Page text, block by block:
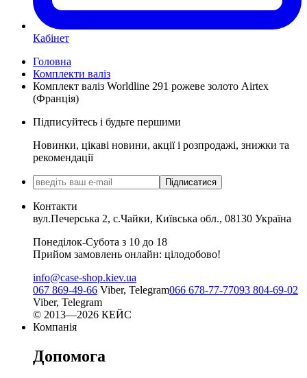
Кабінет
Головна
Комплекти валіз
Комплект валіз Worldline 291 рожеве золото Airtex
(Франція)
Підписуйтесь і будьте першими
Новинки, цікаві новини, акції і розпродажі, знижки та
рекомендації
Підписатися
Контакти
вул.Печерська 2, с.Чайки, Київська обл., 08130 Україна
Понеділок-Субота з 10 до 18
Прийом замовлень онлайн: цілодобово!
info@case-shop.kiev.ua
067 869-49-66 Viber, Telegram066 678-77-77093 804-69-02
Viber, Telegram
© 2013—2026 КЕЙС
Компанія
Допомога